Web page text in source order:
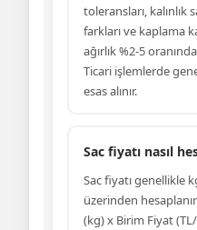
toleransları, kalınlık
farkları ve kaplama
ağırlık %2-5
Ticari işlemlerde
esas alınır.
Sac fiyatı nasıl
Sac fiyatı genellikle
üzerinden
(kg) x Birim Fiyat